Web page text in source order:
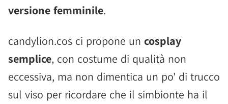
versione femminile.
candylion.cos ci propone un cosplay
semplice, con costume di qualità non
eccessiva, ma non dimentica un po' di trucco
sul viso per ricordare che il simbionte ha il